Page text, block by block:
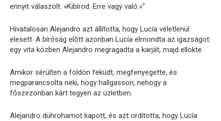
ennyit válaszolt: »Kibírod. Erre vagy való.«”
Hivatalosan Alejandro azt állította, hogy Lucía véletlenül
elesett. A bíróság előtt azonban Lucía elmondta az igazságot:
egy vita közben Alejandro megragadta a karját, majd ellökte.
Amikor sérülten a földön feküdt, megfenyegette, és
megparancsolta neki, hogy hallgasson, nehogy a
főszezonban kárt tegyen az üzletben.
Alejandro dührohamot kapott, és azt ordította, hogy Lucía